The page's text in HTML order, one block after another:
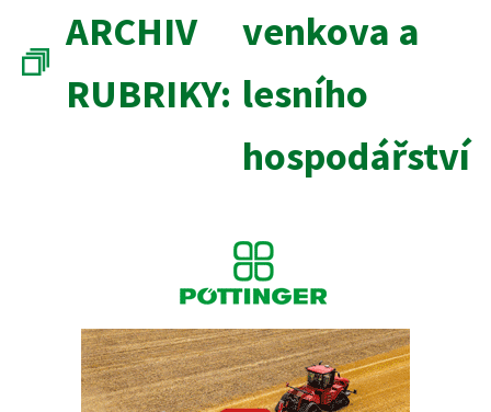
ARCHIV
RUBRIKY:
venkova a
lesního
hospodářství